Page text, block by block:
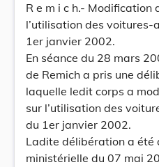
R e m i c h.-
l’utilisation des
1er janvier 2002.
En séance du 28 mars
de Remich a pris une
laquelle ledit corps a
sur l’utilisation des
du 1er janvier 2002.
Ladite délibération a été
ministérielle du 07 mai